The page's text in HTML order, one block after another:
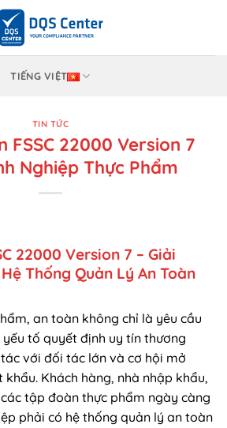
TIẾNG VIỆT
TIN TỨC
FSSC 22000 Version 7
Nghiệp Thực Phẩm
22000 Version 7 – Giải
Thống Quản Lý An Toàn
an toàn không chỉ là yêu cầu
tố quyết định uy tín thương
với đối tác lớn và cơ hội mở
Khách hàng, nhà nhập khẩu,
tập đoàn thực phẩm ngày càng
phải có hệ thống quản lý an toàn